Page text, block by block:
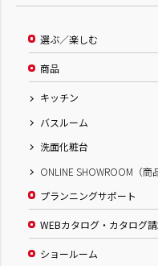
選ぶ／楽しむ
商品
キッチン
バスルーム
洗面化粧台
ONLINE SHOWROOM（商
プランニングサポート
WEBカタログ・カタログ
ショールーム